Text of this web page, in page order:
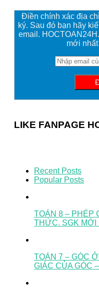
Điền chính xác địa
ký. Sau đó bạn hãy
email.
mới
LIKE FANPAGE
Recent Posts
Popular Posts
TOÁN 8 – PHÉP
THỨC. SGK MỚI
TOÁN 7 – GÓC
GIÁC CỦA GÓC